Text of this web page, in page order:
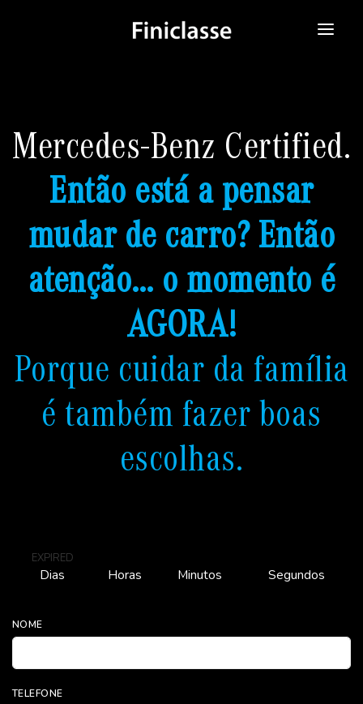
NOVOS
USADOS
CAMPANHAS
MEDIA
CONTACTOS
Mercedes-Benz Certified.
Então está a pensar
mudar de carro? Então
atenção… o momento é
AGORA!
Porque cuidar da família
é também fazer boas
escolhas.
EXPIRED
Dias Horas Minutos Segundos
NOME
TELEFONE